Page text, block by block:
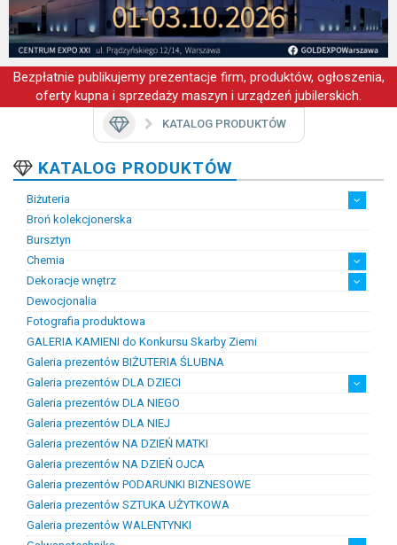
Bezpłatnie publikujemy prezentacje firm, produktów, ogłoszenia,
oferty kupna i sprzedaży maszyn i urządzeń jubilerskich.
KATALOG PRODUKTÓW
KATALOG PRODUKTÓW
Biżuteria
Artystyczna biżuteria srebrna
Biżuteria damska
Biżuteria dawna
Biżuteria dziecięca
Biżuteria inteligentna
Biżuteria miejska
Biżuteria męska
Biżuteria na zamówienie
Biżuteria rodowa
Biżuteria sakralna
Biżuteria srebrna
Biżuteria stalowa
Biżuteria stomatologiczna
Biżuteria sztuczna
Biżuteria unikatowa
Biżuteria z bursztynem
Biżuteria z diamentami
Biżuteria złota
Biżuteria ślubna
Obrączki ślubne
Broń kolekcjonerska
Bursztyn
Chemia
Chemia złotnicza
Ciecze probiercze
Kleje
Pasty i proszki do lutowania
Dekoracje wnętrz
Figurki
Lampy i plafony
Świeczniki
Dewocjonalia
Fotografia produktowa
GALERIA KAMIENI do Konkursu Skarby Ziemi
Galeria prezentów BIŻUTERIA ŚLUBNA
Galeria prezentów DLA DZIECI
Prezenty na chrzest i narodziny dzieci
Prezenty na komunię
Galeria prezentów DLA NIEGO
Galeria prezentów DLA NIEJ
Galeria prezentów NA DZIEŃ MATKI
Galeria prezentów NA DZIEŃ OJCA
Galeria prezentów PODARUNKI BIZNESOWE
Galeria prezentów SZTUKA UŻYTKOWA
Galeria prezentów WALENTYNKI